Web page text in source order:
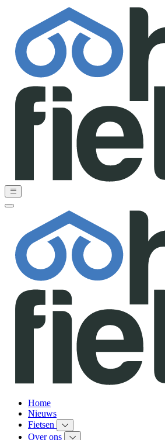
Home
Nieuws
Fietsen
Over ons